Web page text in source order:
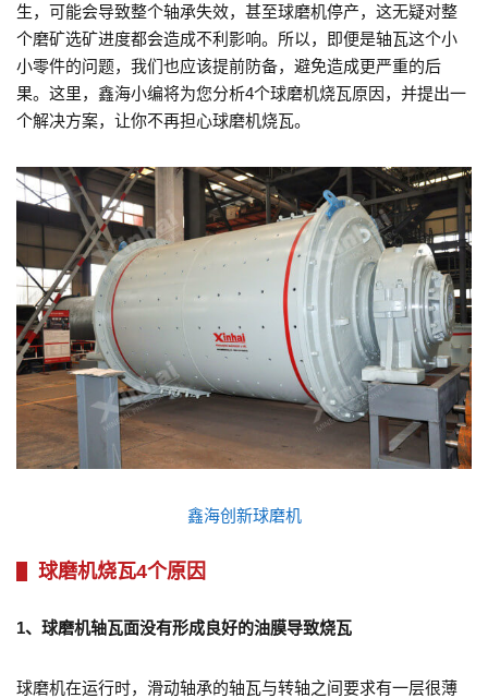
生，可能会导致整个轴承失效，甚至球磨机停产，这无疑对整
个磨矿选矿进度都会造成不利影响。所以，即便是轴瓦这个小
小零件的问题，我们也应该提前防备，避免造成更严重的后
果。这里，鑫海小编将为您分析4个球磨机烧瓦原因，并提出一
个解决方案，让你不再担心球磨机烧瓦。
鑫海创新球磨机
球磨机烧瓦4个原因
1、球磨机轴瓦面没有形成良好的油膜导致烧瓦
球磨机在运行时，滑动轴承的轴瓦与转轴之间要求有一层很薄